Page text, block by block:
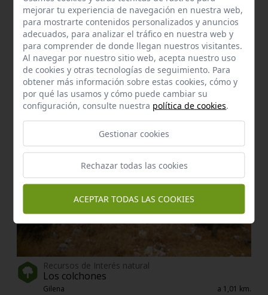
Manantial
Manantial del ojo
Recursos de Interés natural
Los colchones
Gilena a 1,01 km.
mejorar tu experiencia de navegación en nuestra web,
para mostrarte contenidos personalizados y anuncios
adecuados, para analizar el tráfico en nuestra web y
para comprender de donde llegan nuestros visitantes.
Al navegar por nuestro sitio web, acepta nuestro uso
de cookies y otras tecnologías de seguimiento. Para
obtener más información sobre estas cookies, cómo y
por qué las usamos y cómo puede cambiar su
configuración, consulte nuestra política de cookies.
Gestionar cookies
Rechazar todas las cookies
ACEPTAR TODAS LAS COOKIES